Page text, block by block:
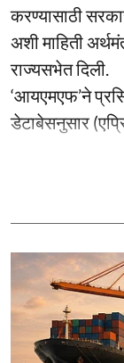
करण्यासाठी
अशी माहिती
राज्यसभेत दिली.
‘आयएमएफ’ने
डेटाबेसनुसार